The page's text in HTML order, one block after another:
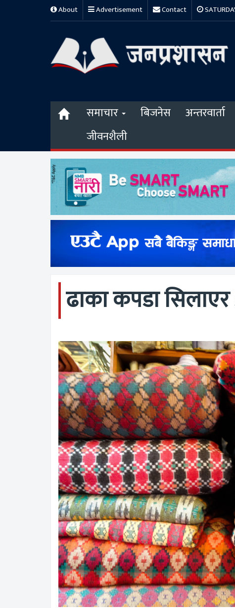
About Advertisement Contact
समाचार बिजनेस अन्तरवार्ता
जीवनशैली
ढाका कपडा